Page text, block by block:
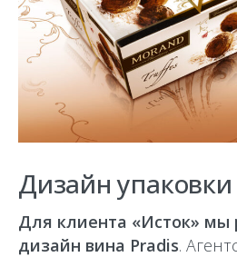
Дизайн
Для клиента «Исток» мы
дизайн вина Pradis.